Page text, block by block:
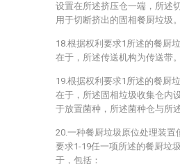
设置在所述挤压仓一端，所述
用于切断挤出的固相餐厨垃圾。
18.根据权利要求1所述的餐厨
在于，所述传送机构为传送带。
19.根据权利要求1所述的餐厨
在于，所述固相垃圾收集仓内
于放置菌种，所述菌种仓与所
20.一种餐厨垃圾原位处理装置
要求1-19任一项所述的餐厨垃
于，包括：